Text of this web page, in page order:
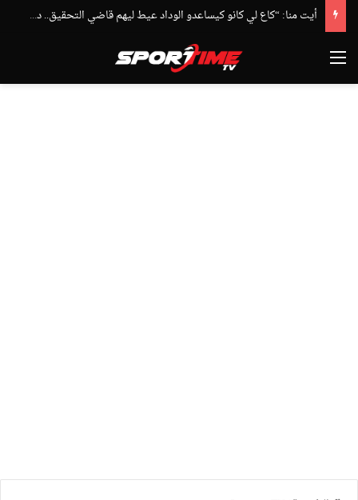
أيت منا: “كاع لي كانو كيساعدو الوداد عيط ليهم قاضي التحقيق.. دابا حتى شي واحد ما بقا باغي يعاون”
القائمة